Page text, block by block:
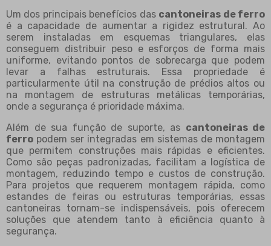
Um dos principais benefícios das cantoneiras de ferro
é a capacidade de aumentar a rigidez estrutural. Ao
serem instaladas em esquemas triangulares, elas
conseguem distribuir peso e esforços de forma mais
uniforme, evitando pontos de sobrecarga que podem
levar a falhas estruturais. Essa propriedade é
particularmente útil na construção de prédios altos ou
na montagem de estruturas metálicas temporárias,
onde a segurança é prioridade máxima.
Além de sua função de suporte, as cantoneiras de
ferro podem ser integradas em sistemas de montagem
que permitem construções mais rápidas e eficientes.
Como são peças padronizadas, facilitam a logística de
montagem, reduzindo tempo e custos de construção.
Para projetos que requerem montagem rápida, como
estandes de feiras ou estruturas temporárias, essas
cantoneiras tornam-se indispensáveis, pois oferecem
soluções que atendem tanto à eficiência quanto à
segurança.